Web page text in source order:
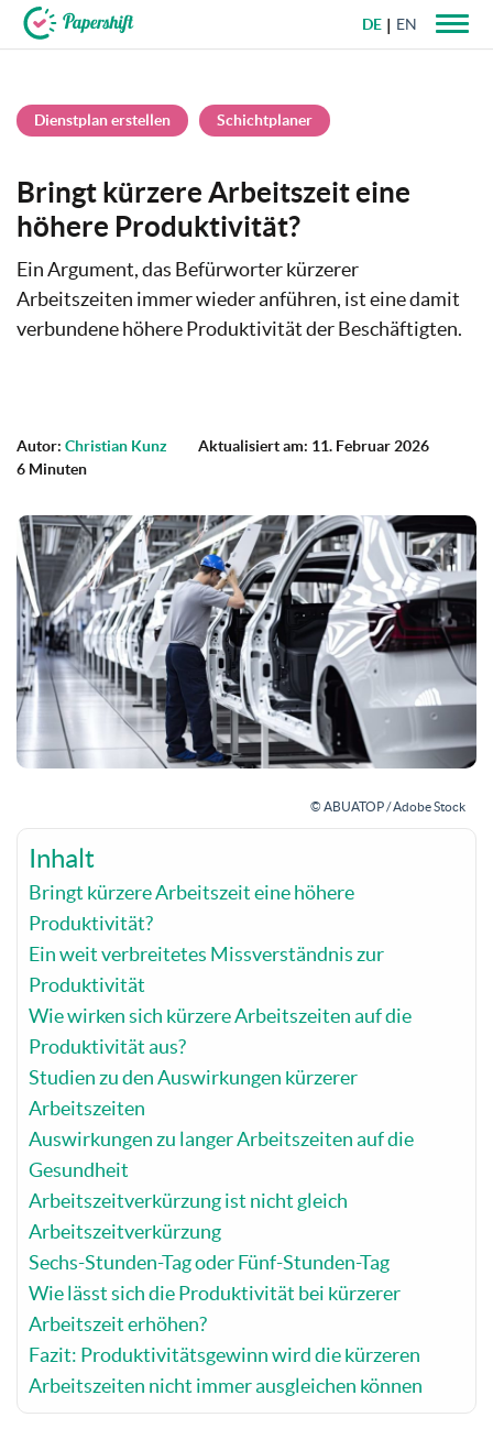
DE EN
Dienstplan erstellen Schichtplaner
Bringt kürzere Arbeitszeit eine
höhere Produktivität?
Ein Argument, das Befürworter kürzerer
Arbeitszeiten immer wieder anführen, ist eine damit
verbundene höhere Produktivität der Beschäftigten.
Autor: Christian Kunz
Aktualisiert am: 11. Februar 2026
6 Minuten
© ABUATOP / Adobe Stock
Inhalt
Bringt kürzere Arbeitszeit eine höhere
Produktivität?
Ein weit verbreitetes Missverständnis zur
Produktivität
Wie wirken sich kürzere Arbeitszeiten auf die
Produktivität aus?
Studien zu den Auswirkungen kürzerer
Arbeitszeiten
Auswirkungen zu langer Arbeitszeiten auf die
Gesundheit
Arbeitszeitverkürzung ist nicht gleich
Arbeitszeitverkürzung
Sechs-Stunden-Tag oder Fünf-Stunden-Tag
Wie lässt sich die Produktivität bei kürzerer
Arbeitszeit erhöhen?
Fazit: Produktivitätsgewinn wird die kürzeren
Arbeitszeiten nicht immer ausgleichen können